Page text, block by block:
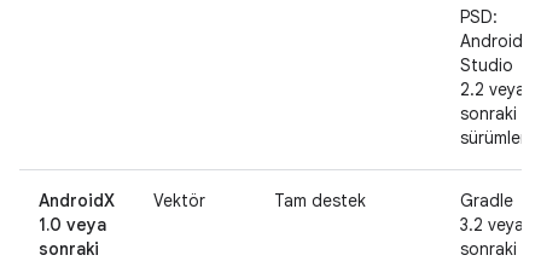
PSD:
Android
Studio
2.2 veya
sonraki
sürümler
AndroidX
1.0 veya
sonraki
Vektör Tam destek
Gradle
3.2 veya
sonraki